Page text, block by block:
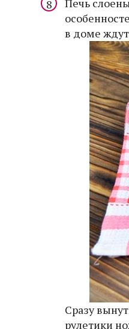
Печь
в доме
Сразу
рулетики